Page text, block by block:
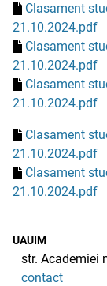
Clasament
21.10.2024.pdf
Clasament
21.10.2024.pdf
Clasament
21.10.2024.pdf
Clasament
21.10.2024.pdf
Clasament
21.10.2024.pdf
UAUIM
str. Academiei
contact